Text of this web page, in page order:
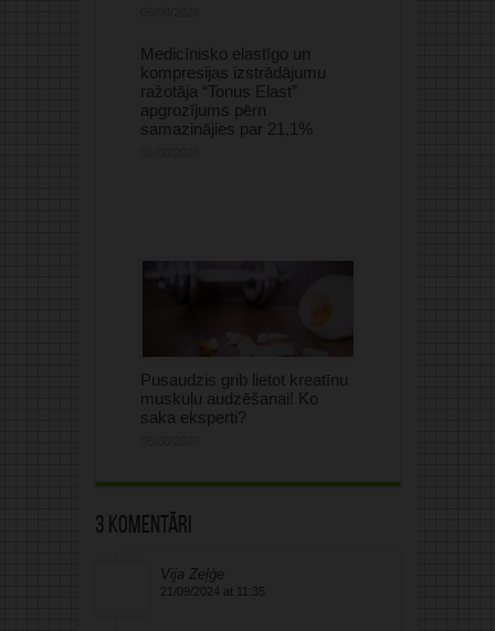
Medicīnisko elastīgo un
kompresijas izstrādājumu
ražotāja “Tonus Elast”
apgrozījums pērn
samazinājies par 21,1%
Pusaudzis grib lietot kreatīnu
muskuļu audzēšanai! Ko
saka eksperti?
3 komentāri
Vija Zeļģe
21/09/2024 at 11:35